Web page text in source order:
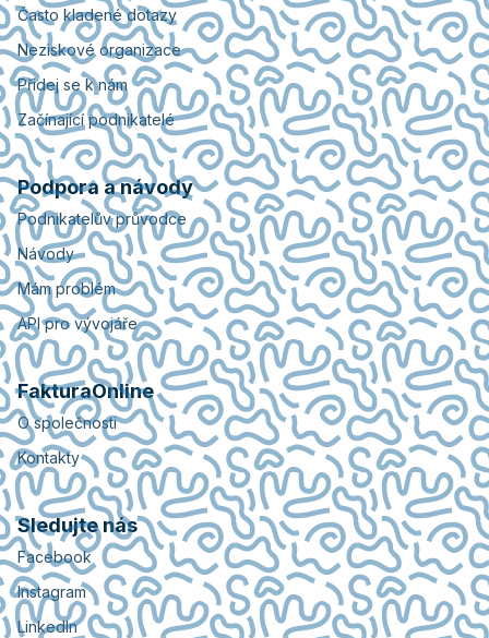
Často kladené dotazy
Neziskové organizace
Přidej se k nám
Začínající podnikatelé
Podpora a návody
Podnikatelův průvodce
Návody
Mám problém
API pro vývojáře
FakturaOnline
O společnosti
Kontakty
Sledujte nás
Facebook
Instagram
LinkedIn